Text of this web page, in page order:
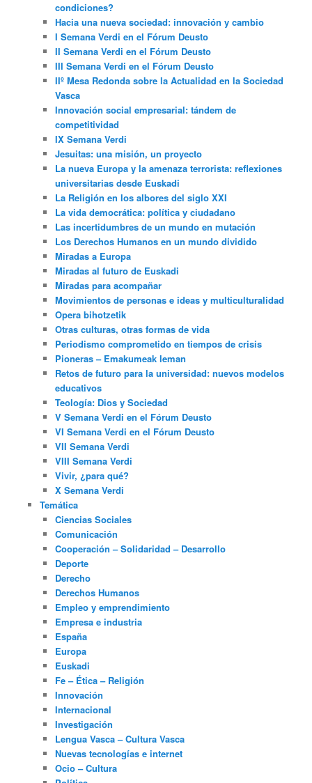
condiciones?
Hacia una nueva sociedad: innovación y cambio
I Semana Verdi en el Fórum Deusto
II Semana Verdi en el Fórum Deusto
III Semana Verdi en el Fórum Deusto
IIº Mesa Redonda sobre la Actualidad en la Sociedad
Vasca
Innovación social empresarial: tándem de
competitividad
IX Semana Verdi
Jesuitas: una misión, un proyecto
La nueva Europa y la amenaza terrorista: reflexiones
universitarias desde Euskadi
La Religión en los albores del siglo XXI
La vida democrática: política y ciudadano
Las incertidumbres de un mundo en mutación
Los Derechos Humanos en un mundo dividido
Miradas a Europa
Miradas al futuro de Euskadi
Miradas para acompañar
Movimientos de personas e ideas y multiculturalidad
Opera bihotzetik
Otras culturas, otras formas de vida
Periodismo comprometido en tiempos de crisis
Pioneras – Emakumeak leman
Retos de futuro para la universidad: nuevos modelos
educativos
Teología: Dios y Sociedad
V Semana Verdi en el Fórum Deusto
VI Semana Verdi en el Fórum Deusto
VII Semana Verdi
VIII Semana Verdi
Vivir, ¿para qué?
X Semana Verdi
Temática
Ciencias Sociales
Comunicación
Cooperación – Solidaridad – Desarrollo
Deporte
Derecho
Derechos Humanos
Empleo y emprendimiento
Empresa e industria
España
Europa
Euskadi
Fe – Ética – Religión
Innovación
Internacional
Investigación
Lengua Vasca – Cultura Vasca
Nuevas tecnologías e internet
Ocio – Cultura